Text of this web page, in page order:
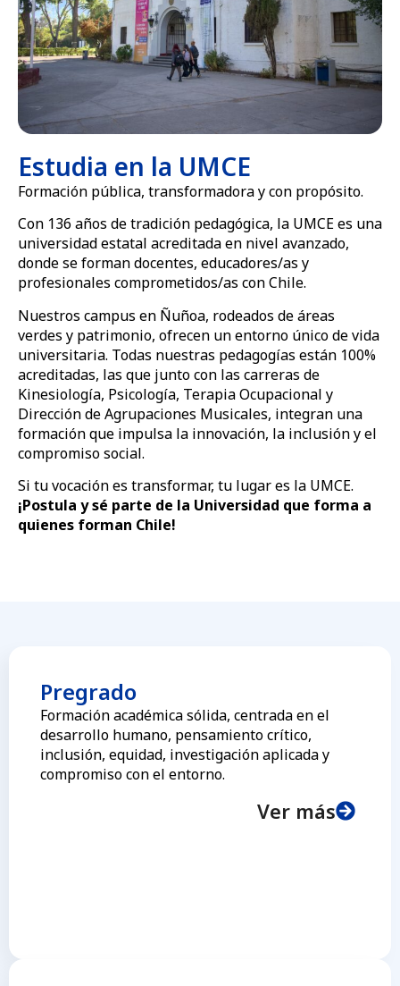
Estudia en la UMCE
Formación pública, transformadora y con propósito.
Con 136 años de tradición pedagógica, la UMCE es una
universidad estatal acreditada en nivel avanzado,
donde se forman docentes, educadores/as y
profesionales comprometidos/as con Chile.
Nuestros campus en Ñuñoa, rodeados de áreas
verdes y patrimonio, ofrecen un entorno único de vida
universitaria. Todas nuestras pedagogías están 100%
acreditadas, las que junto con las carreras de
Kinesiología, Psicología, Terapia Ocupacional y
Dirección de Agrupaciones Musicales, integran una
formación que impulsa la innovación, la inclusión y el
compromiso social.
Si tu vocación es transformar, tu lugar es la UMCE.
¡Postula y sé parte de la Universidad que forma a
quienes forman Chile!
Pregrado
Formación académica sólida, centrada en el
desarrollo humano, pensamiento crítico,
inclusión, equidad, investigación aplicada y
compromiso con el entorno.
Ver más